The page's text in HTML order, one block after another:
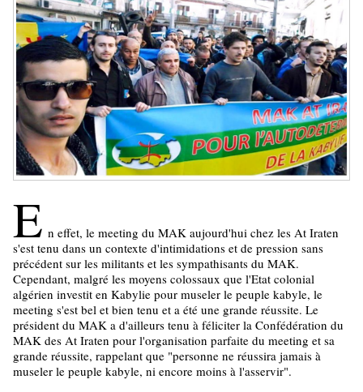
E n effet, le meeting du MAK aujourd'hui chez les At Iraten
s'est tenu dans un contexte d'intimidations et de pression sans
précédent sur les militants et les sympathisants du MAK.
Cependant, malgré les moyens colossaux que l'Etat colonial
algérien investit en Kabylie pour museler le peuple kabyle, le
meeting s'est bel et bien tenu et a été une grande réussite. Le
président du MAK a d'ailleurs tenu à féliciter la Confédération du
MAK des At Iraten pour l'organisation parfaite du meeting et sa
grande réussite, rappelant que "personne ne réussira jamais à
museler le peuple kabyle, ni encore moins à l'asservir".